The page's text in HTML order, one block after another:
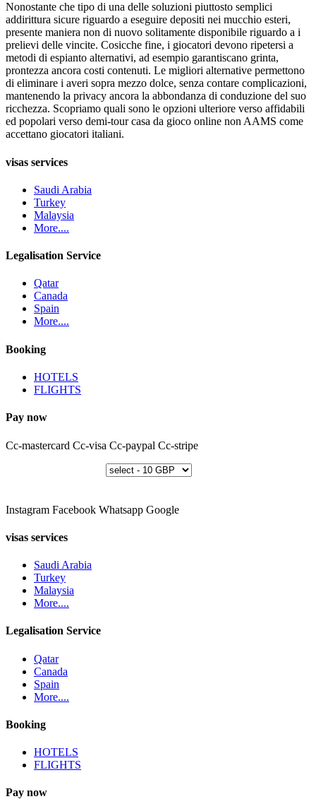
Nonostante che tipo di una delle soluzioni piuttosto semplici
addirittura sicure riguardo a eseguire depositi nei mucchio esteri,
presente maniera non di nuovo solitamente disponibile riguardo a i
prelievi delle vincite. Cosicche fine, i giocatori devono ripetersi a
metodi di espianto alternativi, ad esempio garantiscano grinta,
prontezza ancora costi contenuti. Le migliori alternative permettono
di eliminare i averi sopra mezzo dolce, senza contare complicazioni,
mantenendo la privacy ancora la abbondanza di conduzione del suo
ricchezza. Scopriamo quali sono le opzioni ulteriore verso affidabili
ed popolari verso demi-tour casa da gioco online non AAMS come
accettano giocatori italiani.
visas services
Saudi Arabia
Turkey
Malaysia
More....
Legalisation Service
Qatar
Canada
Spain
More....
Booking
HOTELS
FLIGHTS
Pay now
Cc-mastercard Cc-visa Cc-paypal Cc-stripe
Instagram Facebook Whatsapp Google
visas services
Saudi Arabia
Turkey
Malaysia
More....
Legalisation Service
Qatar
Canada
Spain
More....
Booking
HOTELS
FLIGHTS
Pay now